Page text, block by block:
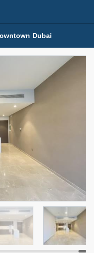
عقارات للإيجار (13750)
Marina Metro Station
95,000 درهم
3
1
المعروض
غير
اسم الوسيط
ABBAS VAKIL
5 أشهر +
Dubai